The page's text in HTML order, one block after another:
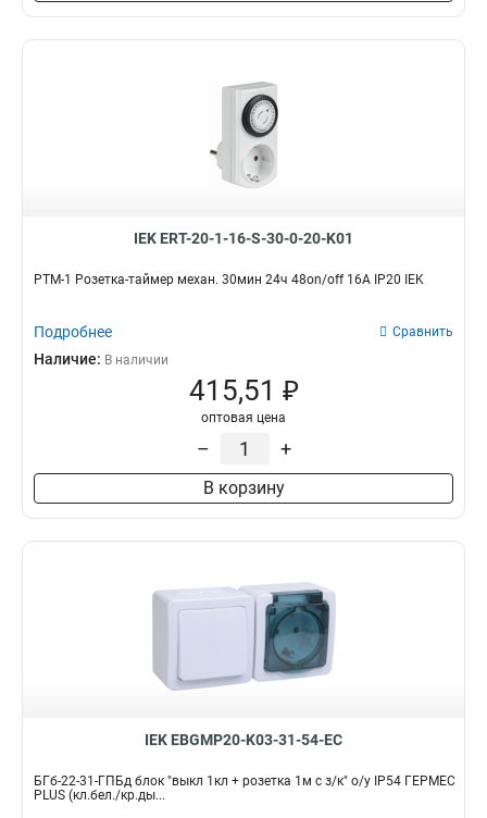
IEK ERT-20-1-16-S-30-0-20-K01
РТМ-1 Розетка-таймер механ. 30мин 24ч 48on/off 16А IP20 IEK
Подробнее Сравнить
Наличие: В наличии
415,51 ₽
оптовая цена
– +
В корзину
IEK EBGMP20-K03-31-54-EC
БГб-22-31-ГПБд блок "выкл 1кл + розетка 1м с з/к" о/у IP54 ГЕРМЕС
PLUS (кл.бел./кр.ды...